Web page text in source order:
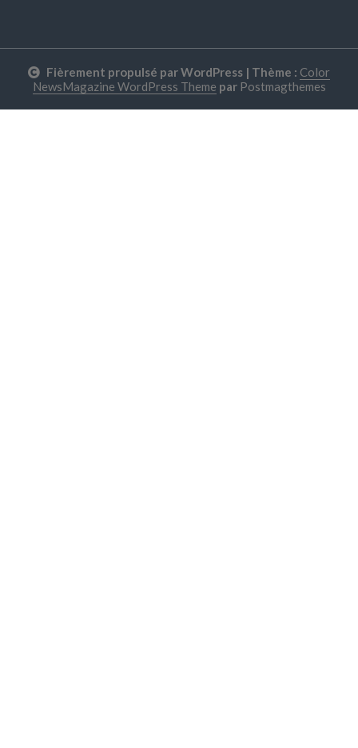
Fièrement propulsé par WordPress | Thème : Color
NewsMagazine WordPress Theme par Postmagthemes